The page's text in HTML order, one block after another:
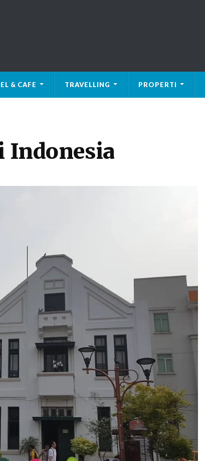
& CAFE TRAVELLING PROPERTI
Indonesia